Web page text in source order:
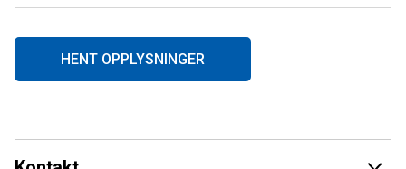
HENT OPPLYSNINGER